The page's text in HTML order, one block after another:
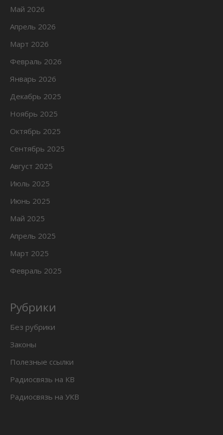
Май 2026
Апрель 2026
Март 2026
Февраль 2026
Январь 2026
Декабрь 2025
Ноябрь 2025
Октябрь 2025
Сентябрь 2025
Август 2025
Июль 2025
Июнь 2025
Май 2025
Апрель 2025
Март 2025
Февраль 2025
Рубрики
Без рубрики
Законы
Полезные ссылки
Радиосвязь на КВ
Радиосвязь на УКВ